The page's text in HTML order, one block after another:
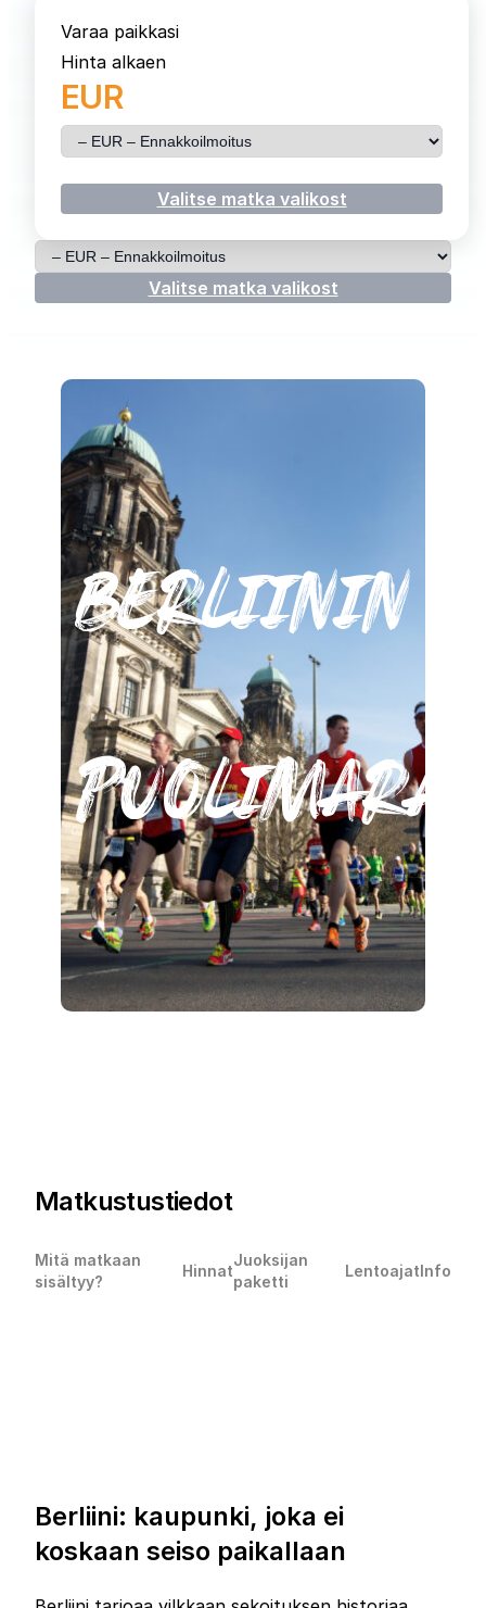
Varaa paikkasi
Hinta alkaen
EUR
Valitse matka
Valitse matka valikost
Valitse matka
Valitse matka valikost
berliinin
Matkustustiedot
Mitä matkaan
sisältyy?
Hinnat
Juoksijan
paketti
LentoajatInfo
Berliini: kaupunki, joka ei
koskaan seiso paikallaan